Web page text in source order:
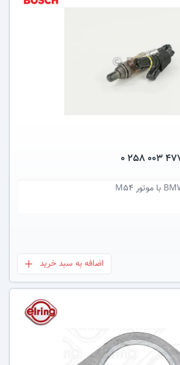
عکس کالا
بعلاوه
اضافه به سبد خرید